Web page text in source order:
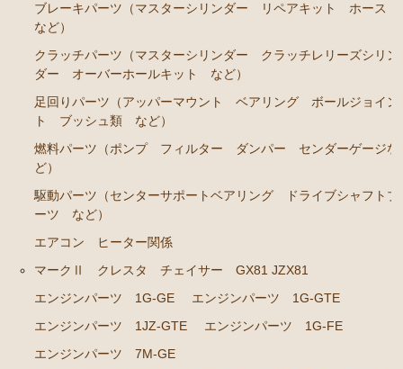
ステアリングパーツ（各種リペアキット ラックブー
ツ ラックエンド タイロッドエンド など）
燃料パーツ（ポンプ フィルター ダンパー センダ
ーゲージなど）
駆動パーツ（センターサポートベアリング ドライブ
シャフトブーツ デフなど）
エアコン/ヒーター関係
マークⅡ クレスタ チェイサー JZX90 JZX91 JZX93 GX9
0 SX90
エンジンパーツ 1JZ-GE JZX90 JZX93
エンジンパーツ 2J-GE JZX91
ーズシリンダー オーバーホールキット など）
ブレーキパーツ（マスターシリンダー リペアキット ホース
など）
クラッチパーツ（マスターシリンダー クラッチレリーズシリン
ダー オーバーホールキット など）
足回りパーツ（アッパーマウント ベアリング ボールジョイン
ト ブッシュ類 など）
燃料パーツ（ポンプ フィルター ダンパー センダーゲージな
ど）
駆動パーツ（センターサポートベアリング ドライブシャフトブ
ーツ など）
エアコン ヒーター関係
マークⅡ クレスタ チェイサー GX81 JZX81
エンジンパーツ 1G-GE
エンジンパーツ 1G-GTE
エンジンパーツ 1JZ-GTE
エンジンパーツ 1G-FE
エンジンパーツ 7M-GE